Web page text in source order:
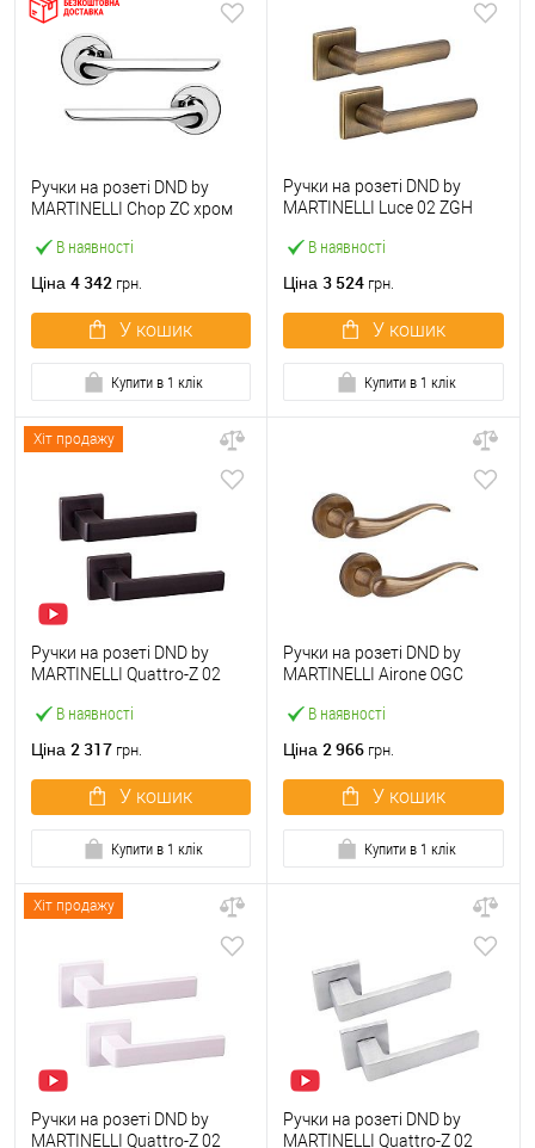
В наявності
Ручки на розеті DND by
MARTINELLI Chop ZC хром
Ціна 4 342 грн.
У кошик
Купити в 1 клік
В наявності
Ручки на розеті DND by
MARTINELLI Luce 02 ZGH
Ціна 3 524 грн.
У кошик
Купити в 1 клік
Хіт продажу
В наявності
Ручки на розеті DND by
MARTINELLI Quattro-Z 02
Ціна 2 317 грн.
У кошик
Купити в 1 клік
В наявності
Ручки на розеті DND by
MARTINELLI Aironе OGC
Ціна 2 966 грн.
У кошик
Купити в 1 клік
Хіт продажу
Ручки на розеті DND by
MARTINELLI Quattro-Z 02
Ручки на розеті DND by
MARTINELLI Quattro-Z 02